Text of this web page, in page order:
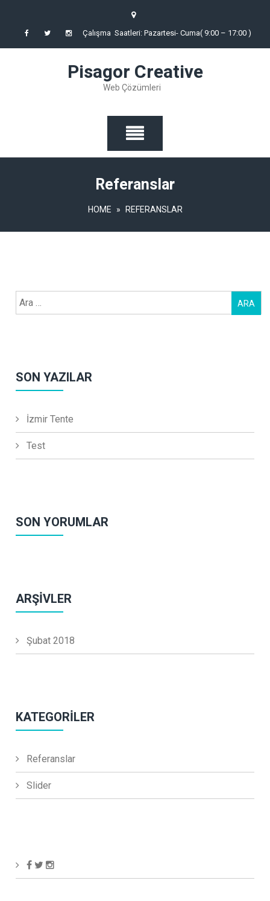
content
Çalışma Saatleri: Pazartesi- Cuma( 9:00 – 17:00 )
Pisagor Creative
Web Çözümleri
Referanslar
HOME » REFERANSLAR
Arama:
SON YAZILAR
İzmir Tente
Test
SON YORUMLAR
ARŞIVLER
Şubat 2018
KATEGORILER
Referanslar
Slider